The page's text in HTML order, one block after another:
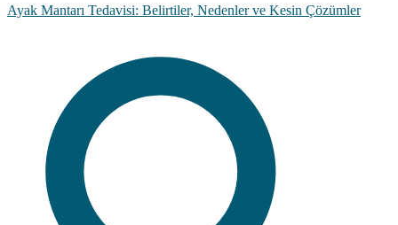
Ayak Mantarı Tedavisi: Belirtiler, Nedenler ve Kesin Çözümler